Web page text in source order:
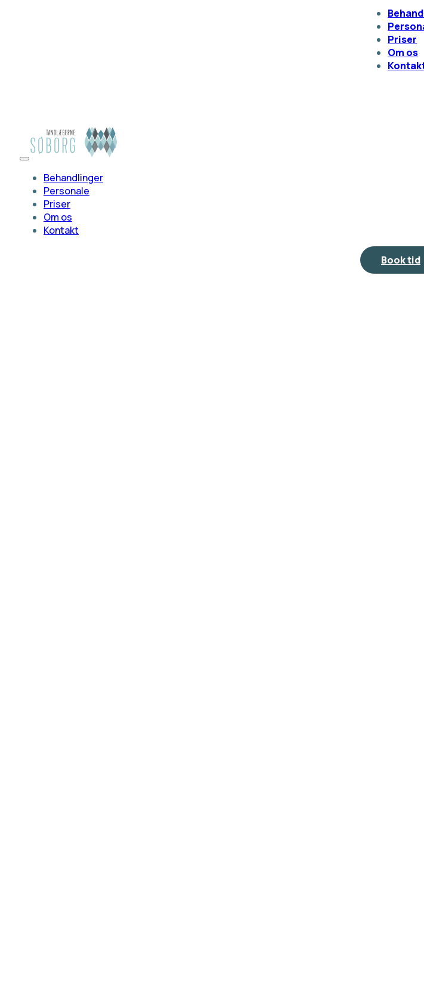
Priser
Om os
Behandlinger
Personale
Priser
Om os
Kontakt
Book tid